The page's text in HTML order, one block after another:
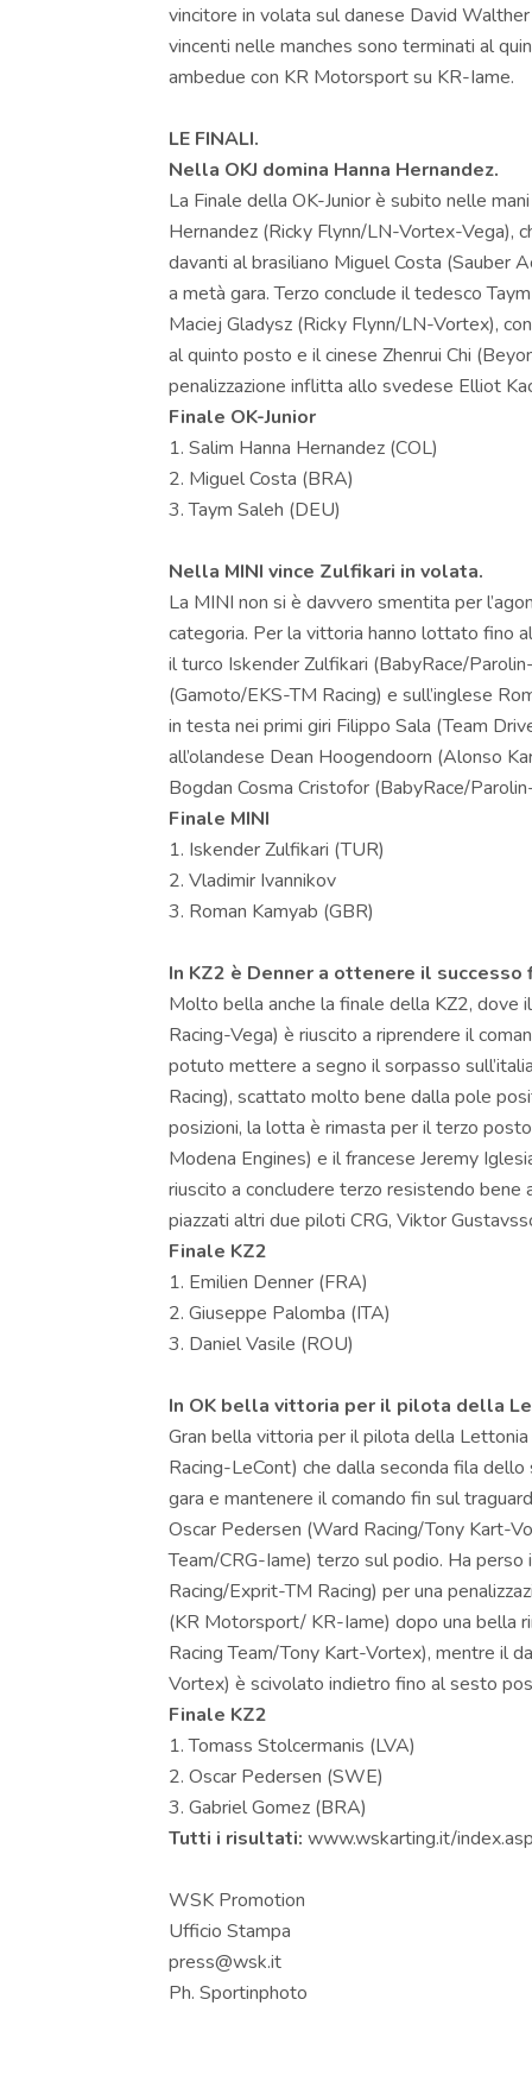
vincitore in volata sul danese David
vincenti nelle manches sono terminati al
ambedue con KR Motorsport su KR-Iame.
LE FINALI.
Nella OKJ domina Hanna Hernandez.
La Finale della OK-Junior è subito nelle
Hernandez (Ricky Flynn/LN-Vortex-Vega),
davanti al brasiliano Miguel Costa (Sauber
a metà gara. Terzo conclude il tedesco
Maciej Gladysz (Ricky Flynn/LN-Vortex),
al quinto posto e il cinese Zhenrui Chi
penalizzazione inflitta allo svedese Elliot
Finale OK-Junior
1. Salim Hanna Hernandez (COL)
2. Miguel Costa (BRA)
3. Taym Saleh (DEU)
Nella MINI vince Zulfikari in volata.
La MINI non si è davvero smentita per
categoria. Per la vittoria hanno lottato fino
il turco Iskender Zulfikari (BabyRace/
(Gamoto/EKS-TM Racing) e sull’inglese
in testa nei primi giri Filippo Sala (Team
all’olandese Dean Hoogendoorn (Alonso
Bogdan Cosma Cristofor (BabyRace/
Finale MINI
1. Iskender Zulfikari (TUR)
2. Vladimir Ivannikov
3. Roman Kamyab (GBR)
In KZ2 è Denner a ottenere il successo
Molto bella anche la finale della KZ2, dove
Racing-Vega) è riuscito a riprendere il
potuto mettere a segno il sorpasso
Racing), scattato molto bene dalla pole
posizioni, la lotta è rimasta per il terzo
Modena Engines) e il francese Jeremy
riuscito a concludere terzo resistendo
piazzati altri due piloti CRG, Viktor
Finale KZ2
1. Emilien Denner (FRA)
2. Giuseppe Palomba (ITA)
3. Daniel Vasile (ROU)
In OK bella vittoria per il pilota della
Gran bella vittoria per il pilota della
Racing-LeCont) che dalla seconda fila
gara e mantenere il comando fin sul
Oscar Pedersen (Ward Racing/Tony Kart-
Team/CRG-Iame) terzo sul podio. Ha
Racing/Exprit-TM Racing) per una
(KR Motorsport/ KR-Iame) dopo una bella
Racing Team/Tony Kart-Vortex), mentre il
Vortex) è scivolato indietro fino al sesto
Finale KZ2
1. Tomass Stolcermanis (LVA)
2. Oscar Pedersen (SWE)
3. Gabriel Gomez (BRA)
Tutti i risultati: www.wskarting.it/
WSK Promotion
Ufficio Stampa
press@wsk.it
Ph. Sportinphoto